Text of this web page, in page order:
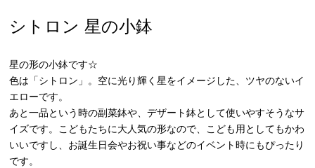
シトロン 星の小鉢
星の形の小鉢です☆
色は「シトロン」。空に光り輝く星をイメージした、ツヤのないイ
エローです。
あと一品という時の副菜鉢や、デザート鉢として使いやすそうなサ
イズです。こどもたちに大人気の形なので、こども用としてもかわ
いいですし、お誕生日会やお祝い事などのイベント時にもぴったり
です。